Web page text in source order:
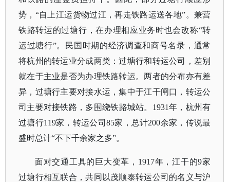
势， “自上江运货物过江，再走铁路运送各地”。兼营
铁路转运的过塘行，在办理相应业务时也会改称“转
运过塘行”。民国时期的经济调查和商号名录，通常
将杭州的转运业分成两类：过塘行和转运公司，差别
就在于主业是否为办理铁路转运。两者的分布亦有差
异，过塘行主要对接水运，集中于江干闸口，转运公
司主要对接铁路，多围绕铁路城站。1931年，杭州有
过塘行119家，转运公司85家，总计200余家，传说最
盛时总计“不下千余家之多”。
面对交通工具的巨大变革， 1917年，江干的9家
过塘行相互联合，共同以茂顺泰转运公司的名义与沪